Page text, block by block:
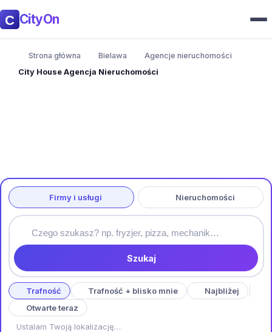
CityOn
Strona główna Bielawa
Agencje nieruchomości
City House Agencja Nieruchomości
Firmy i usługi Nieruchomości
Szukaj
Trafność Trafność + blisko mnie
Najbliżej
Otwarte teraz
Ustalam Twoją lokalizację…